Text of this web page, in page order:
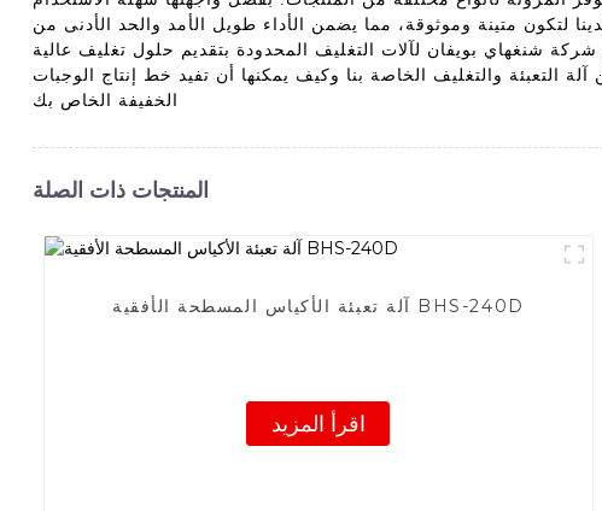
لتكون متينة وموثوقة، مما يضمن الأداء طويل الأمد والحد الأدنى من
شركة شنغهاي بويفان لآلات التغليف المحدودة بتقديم حلول تغليف عالية
التعبئة والتغليف الخاصة بنا وكيف يمكنها أن تفيد خط إنتاج الوجبات
الخفيفة الخاص بك
المنتجات ذات الصلة
آلة تعبئة الأكياس المسطحة الأفقية BHS-240D
اقرأ المزيد